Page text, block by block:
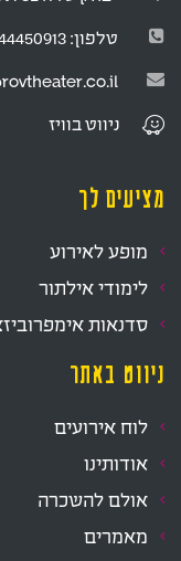
טלפון:
ניווטבוויז
מציעים לך
מופע לאירוע
לימודי אילתור
סדנאות
ניווט באתר
לוח אירועים
אודותינו
אולם להשכרה
מאמרים